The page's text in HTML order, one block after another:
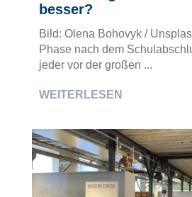
besser?
Bild: Olena Bohovyk /
Phase nach dem
jeder vor der großen ...
WEITERLESEN